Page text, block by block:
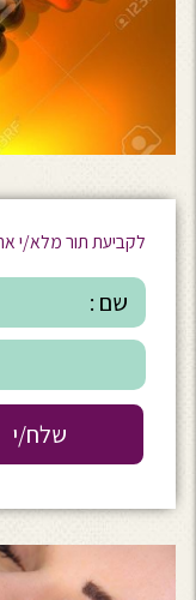
לקביעת תור מלא/י